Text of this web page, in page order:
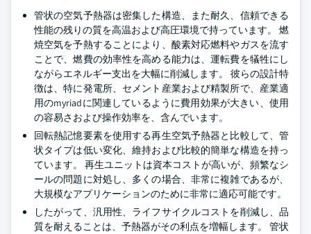
管状の空気予熱器は密集した構造、また耐久、信頼できる
性能の残りの質を高温および高圧環境で持っています。 燃
焼空気を予熱することにより、酸素対応燃料やガスを流す
ことで、燃費の効率性を高める能力は、運転費を犠牲にし
ながらエネルギー支出を大幅に削減します。 彼らの設計特
徴は、特に発電所、セメント産業および精製所で、産業適
用のmyriadに関連しているように費用効果が大きい、使用
の容易さおよび操作効率を、含んでいます。
回転熱記憶要素を使用する再生空気予熱器と比較して、管
状タイプは低い変化、維持および比較的簡単な構造を持っ
ています。 再生ユニットは資本コストが高いが、頻繁なシ
ールの問題に対処し、多くの場合、非常に複雑であるが、
大規模なアプリケーションのために非常に適応可能です。
したがって、汎用性、ライフサイクルコストを削減し、品
質を耐えることは、予熱器がその利点を増幅します。 管状